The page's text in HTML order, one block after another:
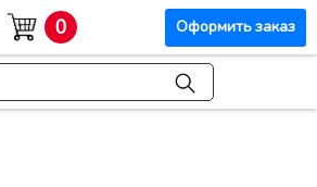
0 Оформить заказ